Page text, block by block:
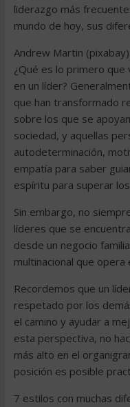
liderazgo más
mundo de hoy, sus
Andrew Martin (pixabay)
¿Qué es lo primero que
en un líder?
que han transformado
sobre los que se
sociedad, y aquellas
autodeterminación,
empatía para saber
espíritu para superar
Sin embargo, no
líderes que se
desde un negocio
multinacional que opera
Recordemos que un
respetado por los
el camino y ayudar a
esta perspectiva, no
más alto en el
posición es posible
7 estilos con muchas